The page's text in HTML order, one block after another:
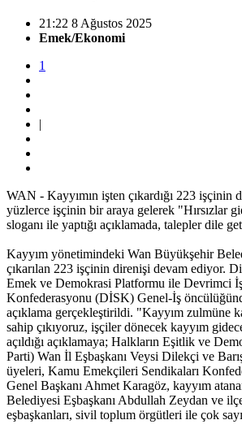
21:22 8 Ağustos 2025
Emek/Ekonomi
1
|
WAN - Kayyımın işten çıkardığı 223 işçinin
yüzlerce işçinin bir araya gelerek "Hırsızlar
sloganı ile yaptığı açıklamada, talepler dile
Kayyım yönetimindeki Wan Büyükşehir
çıkarılan 223 işçinin direnişi devam ediyor.
Emek ve Demokrasi Platformu ile Devrimci
Konfederasyonu (DİSK) Genel-İş
açıklama gerçekleştirildi. "Kayyım zulmüne
sahip çıkıyoruz, işçiler dönecek kayyım
açıldığı açıklamaya; Halkların Eşitlik ve
Parti) Wan İl Eşbaşkanı Veysi Dilekçi ve
üyeleri, Kamu Emekçileri Sendikaları
Genel Başkanı Ahmet Karagöz, kayyım
Belediyesi Eşbaşkanı Abdullah Zeydan ve
eşbaşkanları, sivil toplum örgütleri ile çok